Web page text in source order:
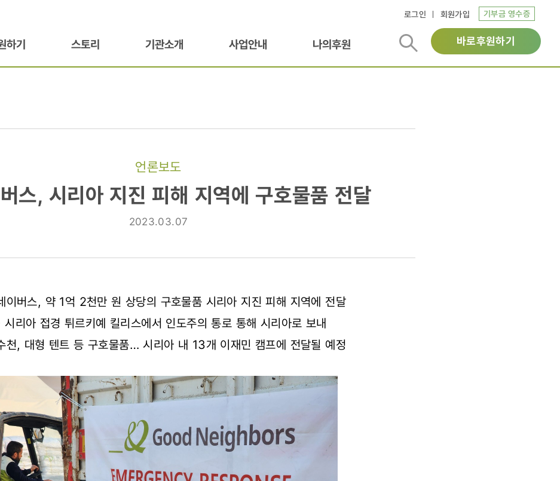
로그인 회원가입 기부금 영수증
하기 스토리 기관소개 사업안내 나의후원 바로후원하기
언론보도
, 스, 시리아 지진 피해 지역에 구호물품 전달
2023.03.07
버스, 약 1억 2천만 원 상당의 구호물품 시리아 지진 피해 지역에 전달
리아 접경 튀르키예 킬리스에서 인도주의 통로 통해 시리아로 보내
, 대형 텐트 등 구호물품… 시리아 내 13개 이재민 캠프에 전달될 예정